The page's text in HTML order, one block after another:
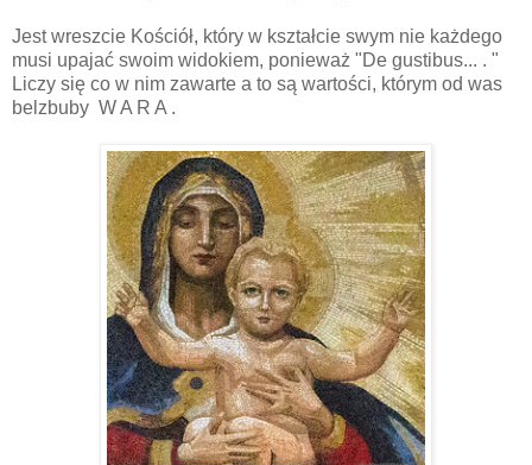
Jest wreszcie Kościół, który w kształcie swym nie każdego
musi upajać swoim widokiem, ponieważ "De gustibus... . "
Liczy się co w nim zawarte a to są wartości, którym od was
belzbuby W A R A .